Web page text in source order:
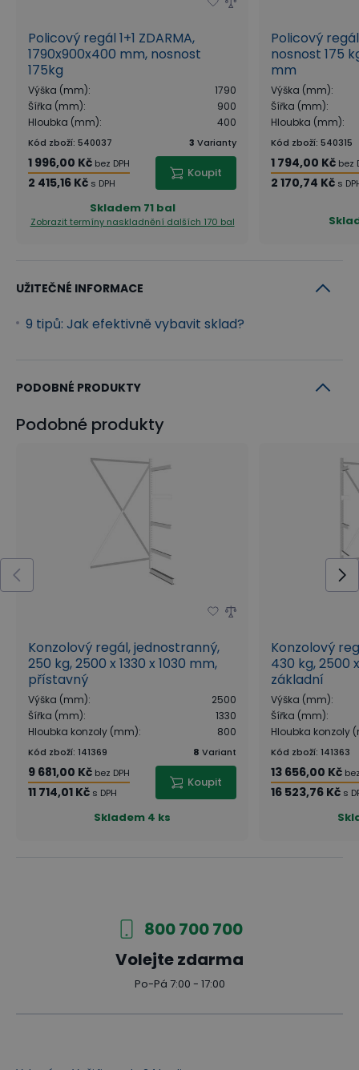
Policový regál 1+1 ZDARMA,
1790x900x400 mm, nosnost
175kg
Výška (mm):
1790
Šířka (mm):
900
Hloubka (mm): 400
Kód zboží: 540037 3 Varianty
1 996,00 Kč bez DPH
2 415,16 Kč s DPH
Koupit
Skladem 71 bal
Zobrazit termíny naskladnění dalších 170 bal
Policový regál
nosnost 175
mm
Výška (mm):
Šířka (mm):
Hloubka (mm):
Kód zboží: 540315
1 794,00 Kč bez
2 170,74 Kč s
UŽITEČNÉ INFORMACE
9 tipů: Jak efektivně vybavit sklad?
PODOBNÉ PRODUKTY
Podobné produkty
Konzolový regál, jednostranný,
250 kg, 2500 x 1330 x 1030 mm,
přístavný
Výška (mm):
2500
Šířka (mm):
1330
Hloubka konzoly (mm): 800
Kód zboží: 141369 8 Variant
9 681,00 Kč bez DPH
11 714,01 Kč s DPH
Koupit
Skladem 4 ks
Konzolový
430 kg, 2500
základní
Výška (mm):
Šířka (mm):
Hloubka konzoly
Kód zboží: 141363
13 656,00 Kč
16 523,76 Kč s
800 700 700
Volejte zdarma
Po-Pá 7:00 - 17:00